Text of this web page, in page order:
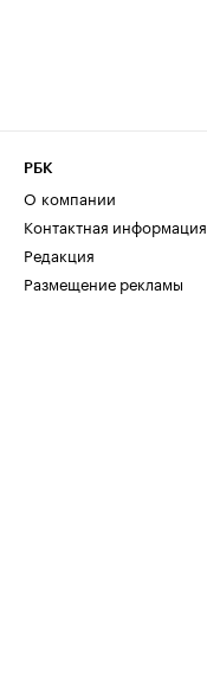
РБК
О компании
Контактная информация
Редакция
Размещение рекламы